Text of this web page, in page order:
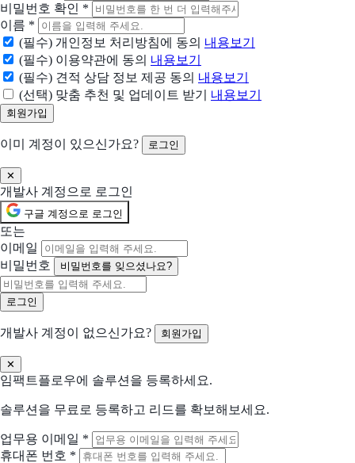
비밀번호 확인 *
이름 *
(필수) 개인정보 처리방침에 동의 내용보기
(필수) 이용약관에 동의 내용보기
(필수) 견적 상담 정보 제공 동의 내용보기
(선택) 맞춤 추천 및 업데이트 받기
내용보기
이미 계정이 있으신가요? 로그인
✕
개발사 계정으로 로그인
구글 계정으로 로그인
또는
이메일
비밀번호
비밀번호를 잊으셨나요?
개발사 계정이 없으신가요? 회원가입
✕
임팩트플로우에 솔루션을 등록하세요.
솔루션을 무료로 등록하고 리드를 확보해보세요.
업무용 이메일 *
휴대폰 번호 *